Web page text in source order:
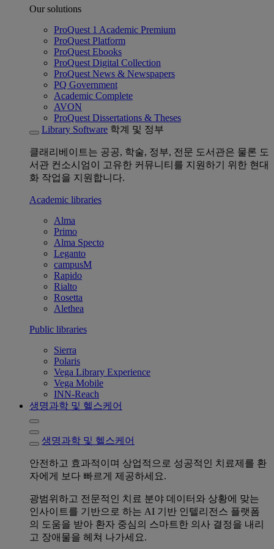
Our solutions
ProQuest 1 Academic Premium
ProQuest Platform
ProQuest Ebooks
ProQuest Digital Collection
ProQuest News & Newspapers
PQ Government
Academic Complete
AVON
ProQuest Dissertations & Theses
Library Software 학계 및 정부
클래리베이트는 공공, 학술, 정부, 전문 도서관은 물론 도
서관 컨소시엄이 고유한 커뮤니티를 지원하기 위한 현대
화 작업을 지원합니다.
Academic libraries
Alma
Primo
Alma Specto
Leganto
campusM
Rapido
Rialto
Rosetta
Alethea
Public libraries
Sierra
Polaris
Vega Library Experience
Vega Mobile
INN-Reach
생명과학 및 헬스케어
생명과학 및 헬스케어
안전하고 효과적이며 상업적으로 성공적인 치료제를 환
자에게 보다 빠르게 제공하세요.
광범위하고 전문적인 치료 분야 데이터와 상황에 맞는
인사이트를 기반으로 하는 AI 기반 인텔리전스 플랫폼
의 도움을 받아 환자 중심의 스마트한 의사 결정을 내리
고 장애물을 헤쳐 나가세요.